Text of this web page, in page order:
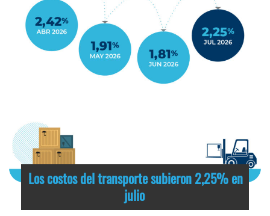
Los costos del transporte subieron 2,25% en
julio